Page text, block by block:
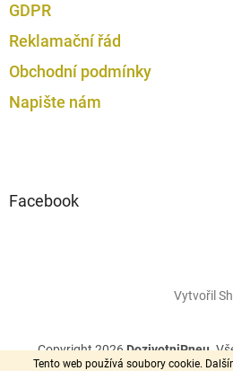
Tento web používá soubory cookie.
GDPR
Reklamační řád
Obchodní podmínky
Napište nám
Facebook
Vytvořil
Copyright 2026DozivotniPneu.